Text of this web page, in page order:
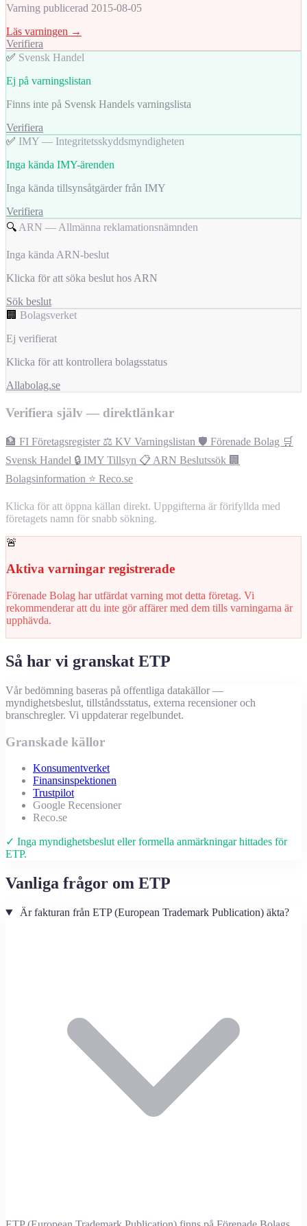
Varning publicerad 2015-08-05
Läs varningen →
Verifiera
✅ Svensk Handel
Ej på varningslistan
Finns inte på Svensk Handels varningslista
Verifiera
✅ IMY — Integritetsskyddsmyndigheten
Inga kända IMY-ärenden
Inga kända tillsynsåtgärder från IMY
Verifiera
🔍 ARN — Allmänna reklamationsnämnden
Inga kända ARN-beslut
Klicka för att söka beslut hos ARN
Sök beslut
🏢 Bolagsverket
Ej verifierat
Klicka för att kontrollera bolagsstatus
Allabolag.se
Verifiera själv — direktlänkar
🏦 FI Företagsregister ⚖️ KV Varningslistan 🛡️ Förenade Bolag 🛒
Svensk Handel 🔒 IMY Tillsyn 📋 ARN Beslutssök 🏢
Bolagsinformation ⭐ Reco.se
Klicka för att öppna källan direkt. Uppgifterna är förifyllda med
företagets namn för snabb sökning.
🚨
Aktiva varningar registrerade
Förenade Bolag har utfärdat varning mot detta företag. Vi
rekommenderar att du inte gör affärer med dem tills varningarna är
upphävda.
Så har vi granskat ETP
Vår bedömning baseras på offentliga datakällor —
myndighetsbeslut, tillståndsstatus, externa recensioner och
branschregler. Vi uppdaterar regelbundet.
Granskade källor
Konsumentverket
Finansinspektionen
Trustpilot
Google Recensioner
Reco.se
✓ Inga myndighetsbeslut eller formella anmärkningar hittades för
ETP.
Vanliga frågor om ETP
Är fakturan från ETP (European Trademark Publication) äkta?